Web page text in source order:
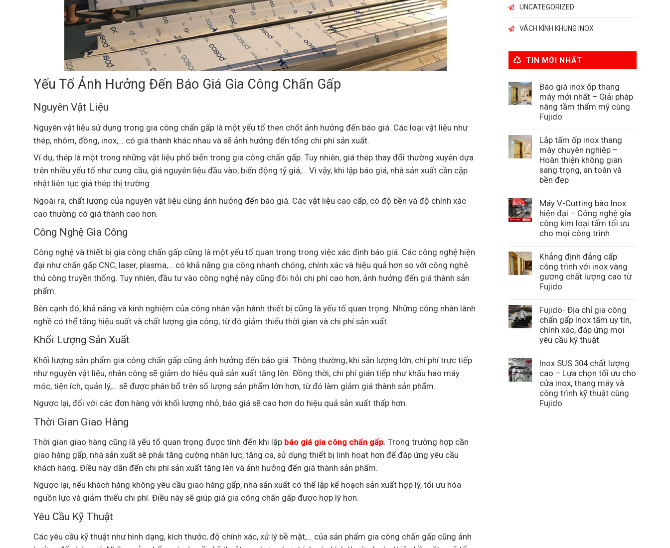
Yếu Tố Ảnh Hưởng Đến Báo Giá Gia Công Chấn Gấp
Nguyên Vật Liệu
Nguyên vật liệu sử dụng trong gia công chấn gấp là một yếu tố then chốt ảnh hưởng đến báo giá. Các loại vật liệu như
thép, nhôm, đồng, inox,… có giá thành khác nhau và sẽ ảnh hưởng đến tổng chi phí sản xuất.
Ví dụ, thép là một trong những vật liệu phổ biến trong gia công chấn gấp. Tuy nhiên, giá thép thay đổi thường xuyên dựa
trên nhiều yếu tố như cung cầu, giá nguyên liệu đầu vào, biến động tỷ giá,… Vì vậy, khi lập báo giá, nhà sản xuất cần cập
nhật liên tục giá thép thị trường.
Ngoài ra, chất lượng của nguyên vật liệu cũng ảnh hưởng đến báo giá. Các vật liệu cao cấp, có độ bền và độ chính xác
cao thường có giá thành cao hơn.
Công Nghệ Gia Công
Công nghệ và thiết bị gia công chấn gấp cũng là một yếu tố quan trọng trong việc xác định báo giá. Các công nghệ hiện
đại như chấn gấp CNC, laser, plasma,… có khả năng gia công nhanh chóng, chính xác và hiệu quả hơn so với công nghệ
thủ công truyền thống. Tuy nhiên, đầu tư vào công nghệ này cũng đòi hỏi chi phí cao hơn, ảnh hưởng đến giá thành sản
phẩm.
Bên cạnh đó, khả năng và kinh nghiệm của công nhân vận hành thiết bị cũng là yếu tố quan trọng. Những công nhân lành
nghề có thể tăng hiệu suất và chất lượng gia công, từ đó giảm thiểu thời gian và chi phí sản xuất.
Khối Lượng Sản Xuất
Khối lượng sản phẩm gia công chấn gấp cũng ảnh hưởng đến báo giá. Thông thường, khi sản lượng lớn, chi phí trực tiếp
như nguyên vật liệu, nhân công sẽ giảm do hiệu quả sản xuất tăng lên. Đồng thời, chi phí gián tiếp như khấu hao máy
móc, tiện ích, quản lý,… sẽ được phân bổ trên số lượng sản phẩm lớn hơn, từ đó làm giảm giá thành sản phẩm.
Ngược lại, đối với các đơn hàng với khối lượng nhỏ, báo giá sẽ cao hơn do hiệu quả sản xuất thấp hơn.
Thời Gian Giao Hàng
Thời gian giao hàng cũng là yếu tố quan trọng được tính đến khi lập báo giá gia công chấn gấp. Trong trường hợp cần
giao hàng gấp, nhà sản xuất sẽ phải tăng cường nhân lực, tăng ca, sử dụng thiết bị linh hoạt hơn để đáp ứng yêu cầu
khách hàng. Điều này dẫn đến chi phí sản xuất tăng lên và ảnh hưởng đến giá thành sản phẩm.
Ngược lại, nếu khách hàng không yêu cầu giao hàng gấp, nhà sản xuất có thể lập kế hoạch sản xuất hợp lý, tối ưu hóa
nguồn lực và giảm thiểu chi phí. Điều này sẽ giúp giá gia công chấn gấp được hợp lý hơn.
Yêu Cầu Kỹ Thuật
Các yêu cầu kỹ thuật như hình dạng, kích thước, độ chính xác, xử lý bề mặt,… của sản phẩm gia công chấn gấp cũng ảnh
UNCATEGORIZED
VÁCH KÍNH KHUNG INOX
TIN MỚI NHẤT
Báo giá inox ốp thang
máy mới nhất – Giải pháp
nâng tầm thẩm mỹ cùng
Fujido
Lắp tấm ốp inox thang
máy chuyên nghiệp –
Hoàn thiện không gian
sang trọng, an toàn và
bền đẹp
Máy V-Cutting bào Inox
hiện đại – Công nghệ gia
công kim loại tấm tối ưu
cho mọi công trình
Khẳng định đẳng cấp
công trình với inox vàng
gương chất lượng cao từ
Fujido
Fujido- Địa chỉ gia công
chấn gấp Inox tấm uy tín,
chính xác, đáp ứng mọi
yêu cầu kỹ thuật
Inox SUS 304 chất lượng
cao – Lựa chọn tối ưu cho
cửa inox, thang máy và
công trình kỹ thuật cùng
Fujido